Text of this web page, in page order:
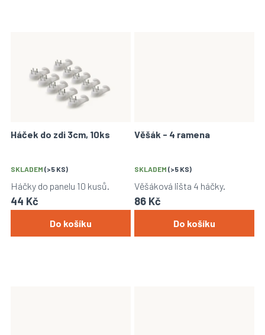
Háček do zdi 3cm, 10ks
SKLADEM (>5 KS)
44 Kč
Do košíku
Háčky do panelu 10 kusů.
Věšák - 4 ramena
SKLADEM (>5 KS)
86 Kč
Do košíku
Věšáková lišta 4 háčky.